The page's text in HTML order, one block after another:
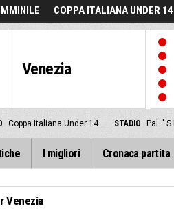
COPPA ITALIANA UNDER 14
Venezia
Coppa Italiana Under 14 STADIO Pal. '
I migliori Cronaca partita
Venezia